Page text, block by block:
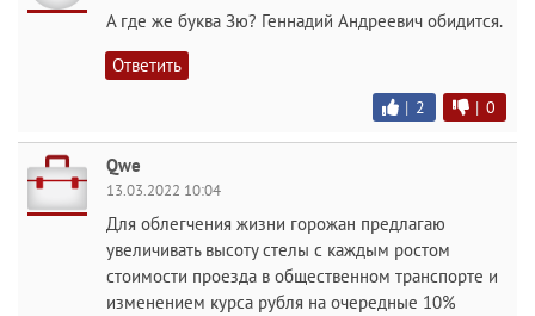
А где же буква Зю? Геннадий Андреевич обидится.
Ответить
| 2 | 0
Qwe
13.03.2022 10:04
Для облегчения жизни горожан предлагаю
увеличивать высоту стелы с каждым ростом
стоимости проезда в общественном транспорте и
изменением курса рубля на очередные 10%